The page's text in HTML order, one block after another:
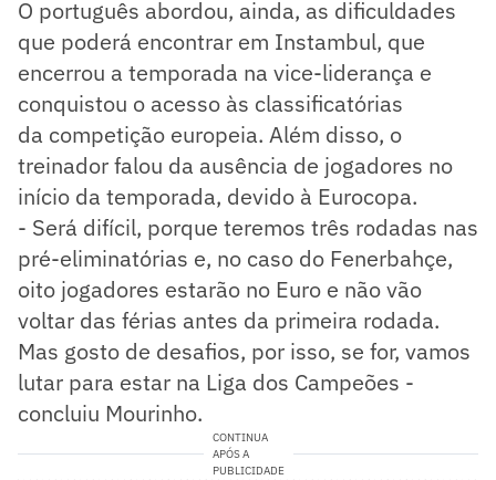
O português abordou, ainda, as dificuldades
que poderá encontrar em Instambul, que
encerrou a temporada na vice-liderança e
conquistou o acesso às classificatórias
da competição europeia. Além disso, o
treinador falou da ausência de jogadores no
início da temporada, devido à Eurocopa.
- Será difícil, porque teremos três rodadas nas
pré-eliminatórias e, no caso do Fenerbahçe,
oito jogadores estarão no Euro e não vão
voltar das férias antes da primeira rodada.
Mas gosto de desafios, por isso, se for, vamos
lutar para estar na Liga dos Campeões -
concluiu Mourinho.
CONTINUA
APÓS A
PUBLICIDADE